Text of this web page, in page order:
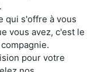
qui s'offre à vous
vous avez, c'est le
pour votre